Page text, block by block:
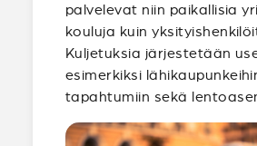
palvelevat niin paikallisia
kouluja kuin
Kuljetuksia järjestetään
esimerkiksi
tapahtumiin sekä